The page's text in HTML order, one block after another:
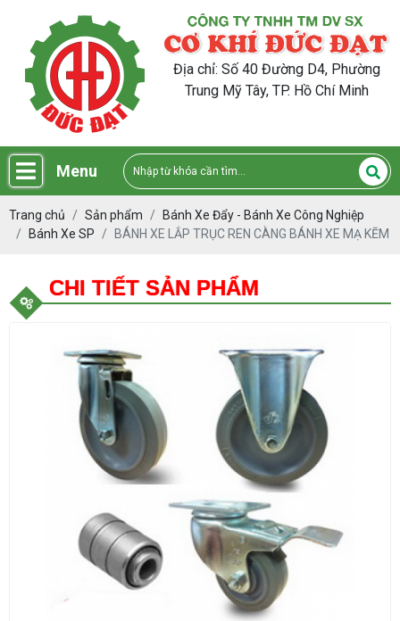
Địa chỉ: Số 40 Đường D4, Phường
Trung Mỹ Tây, TP. Hồ Chí Minh
Menu
Trang chủ Sản phẩm
Bánh Xe Đẩy - Bánh Xe Công Nghiệp
Bánh Xe SP
BÁNH XE LẮP TRỤC REN CÀNG BÁNH XE MẠ KẼM
CHI TIẾT SẢN PHẨM